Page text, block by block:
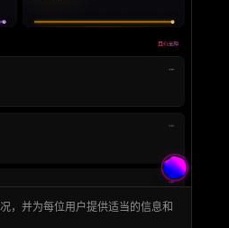
，并为每位用户提供适当的信息和